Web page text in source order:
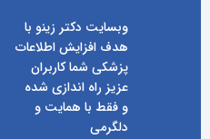
وبسایت دکتر زینو با
هدف افزایش اطلاعات
پزشکی شما کاربران
عزیز راه اندازی شده
و فقط با همایت و
دلگرمی